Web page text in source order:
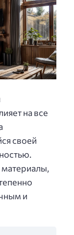
на все
своей
и